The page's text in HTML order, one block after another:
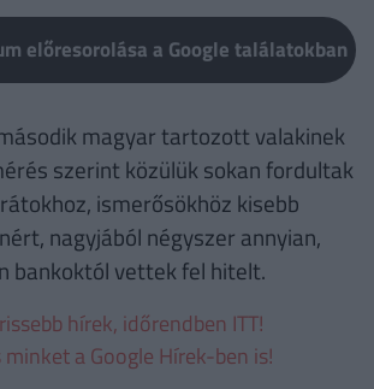
előresorolása a Google találatokban
magyar tartozott valakinek
szerint közülük sokan fordultak
ismerősökhöz kisebb
nagyjából négyszer annyian,
bankoktól vettek fel hitelt.
hírek, időrendben ITT!
minket a Google Hírek-ben is!